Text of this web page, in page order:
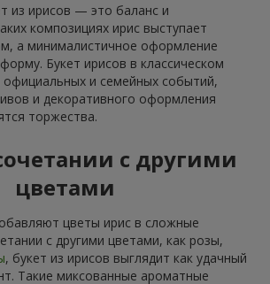
из ирисов — это баланс и
композициях ирис выступает
а минималистичное оформление
Букет ирисов в классическом
официальных и семейных событий,
и декоративного оформления
торжества.
с другими
цветами
цветы ирис в сложные
с другими цветами, как розы,
, букет из ирисов выглядит как удачный
Такие миксованные ароматные